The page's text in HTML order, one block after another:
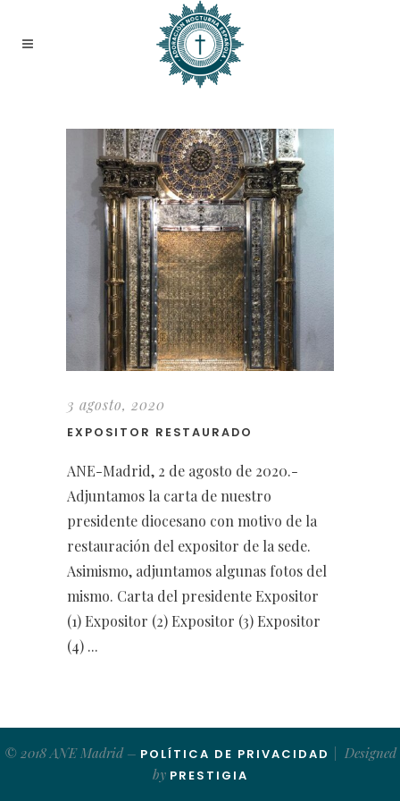
3 agosto, 2020
EXPOSITOR RESTAURADO
ANE-Madrid, 2 de agosto de 2020.-
Adjuntamos la carta de nuestro
presidente diocesano con motivo de la
restauración del expositor de la sede.
Asimismo, adjuntamos algunas fotos del
mismo. Carta del presidente Expositor
(1) Expositor (2) Expositor (3) Expositor
(4) ...
© 2018 ANE Madrid – POLÍTICA DE PRIVACIDAD
| Designed
by PRESTIGIA